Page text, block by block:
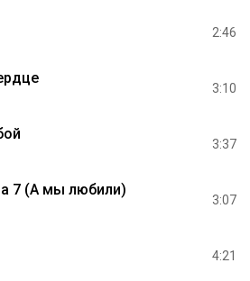
2:46
3:10
3:37
7 (А мы любили)
3:07
4:21